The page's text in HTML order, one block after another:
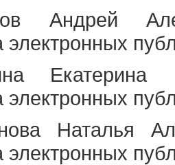
Андрей
электронных
Екатерина
электронных
Наталья
электронных